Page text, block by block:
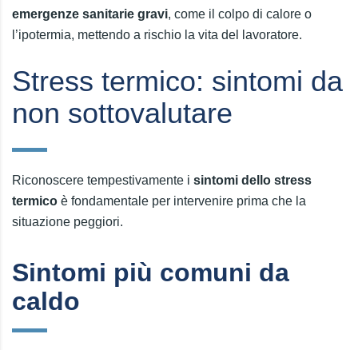
emergenze sanitarie gravi, come il colpo di calore o
l’ipotermia, mettendo a rischio la vita del lavoratore.
Stress termico: sintomi da
non sottovalutare
Riconoscere tempestivamente i sintomi dello stress
termico è fondamentale per intervenire prima che la
situazione peggiori.
Sintomi più comuni da
caldo